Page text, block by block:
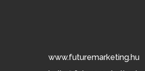
www.futuremarketing.hu